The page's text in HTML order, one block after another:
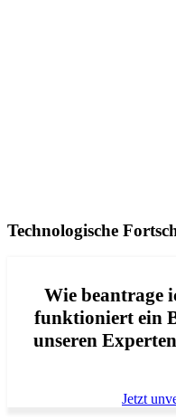
Technologische
Wie beantrage
funktioniert ein
unseren
Jetzt